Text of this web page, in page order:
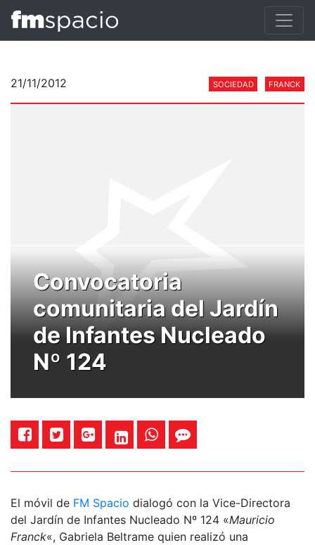
21/11/2012 SOCIEDAD FRANCK
Convocatoria
comunitaria del Jardín
de Infantes Nucleado
Nº 124
El móvil de FM Spacio dialogó con la Vice-Directora
del Jardín de Infantes Nucleado Nº 124 «Mauricio
Franck«, Gabriela Beltrame quien realizó una